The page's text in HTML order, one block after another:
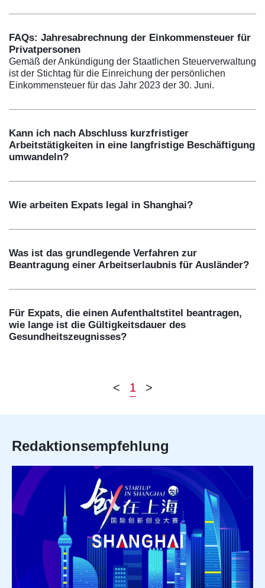
FAQs: Jahresabrechnung der Einkommensteuer für
Privatpersonen
Gemäß der Ankündigung der Staatlichen Steuerverwaltung
ist der Stichtag für die Einreichung der persönlichen
Einkommensteuer für das Jahr 2023 der 30. Juni.
Kann ich nach Abschluss kurzfristiger
Arbeitstätigkeiten in eine langfristige Beschäftigung
umwandeln?
Wie arbeiten Expats legal in Shanghai?
Was ist das grundlegende Verfahren zur
Beantragung einer Arbeitserlaubnis für Ausländer?
Für Expats, die einen Aufenthaltstitel beantragen,
wie lange ist die Gültigkeitsdauer des
Gesundheitszeugnisses?
< 1 >
Redaktionsempfehlung